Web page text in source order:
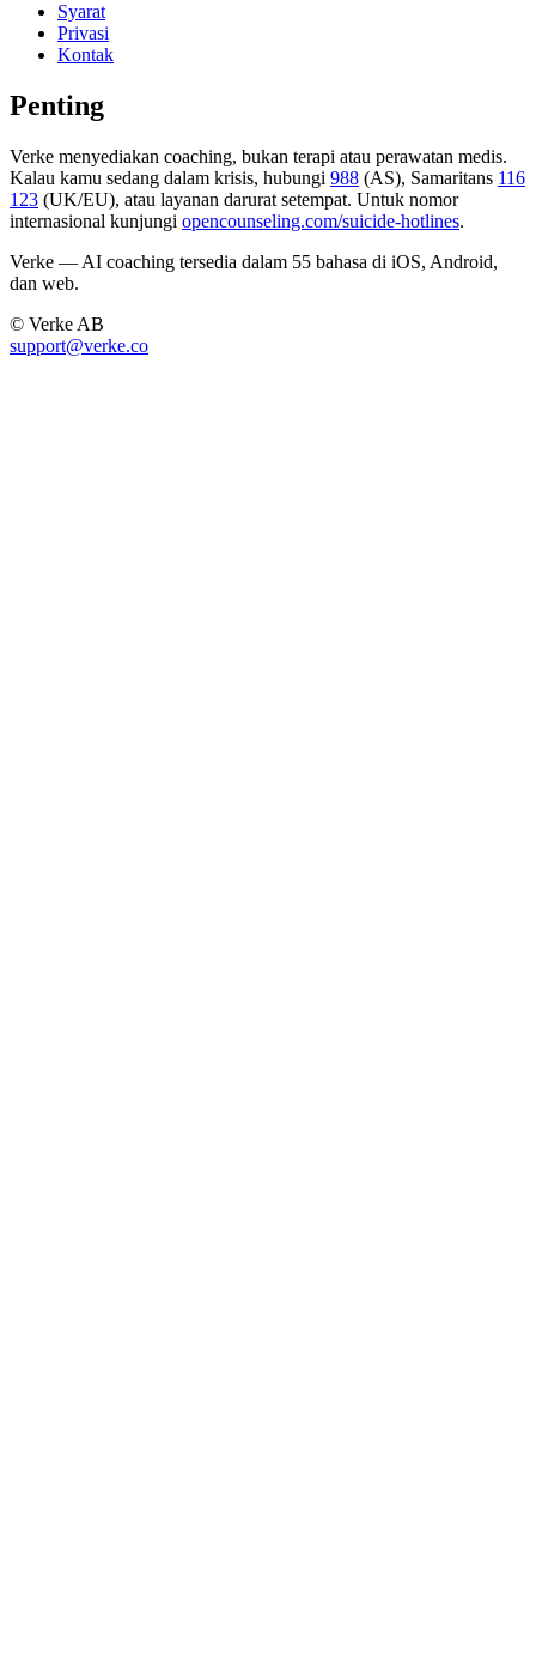
Syarat
Privasi
Kontak
Penting
Verke menyediakan coaching, bukan terapi atau perawatan medis.
Kalau kamu sedang dalam krisis, hubungi 988 (AS), Samaritans 116
123 (UK/EU), atau layanan darurat setempat. Untuk nomor
internasional kunjungi opencounseling.com/suicide-hotlines.
Verke — AI coaching tersedia dalam 55 bahasa di iOS, Android,
dan web.
© Verke AB
support@verke.co